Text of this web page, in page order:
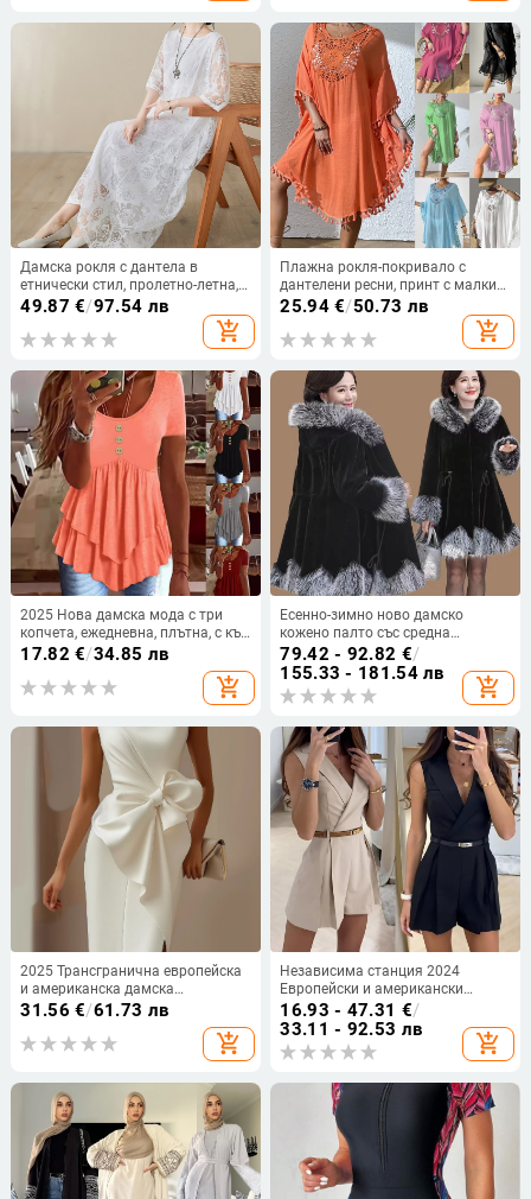
Дамска рокля с дантела в
етнически стил, пролетно-летна,
широка винтидж рокля, дълга
рокля за морска почивка, с А-
силует и фея
49.87 €/97.54 лв
add_shopping_cart
Плажна рокля-покривало с
дантелени ресни, принт с малки
цветчета, полиестер, акрилова
подплата, 238 g/m², за възрастни
жени
25.94€/50.73 лв
add_shopping_cart
2025 Нова дамска мода с три
копчета, ежедневна, плътна, с къс
ръкав, Amazon, трансгранична,
17.82 €/34.85 лв
add_shopping_cart
Есенно-зимно ново дамско
кожено палто със средна
дължина в корейски стил,
изкуствена лисича кожа и яка от
норка, удебелено палто, дамски
тоалет
79.42 - 92.82 €/
155.33 - 181.54 лв
add_shopping_cart
2025 Трансгранична европейска
и американска дамска
независима рокля с панделка,
декоративна рокля, рокля, къса
пола, жилетки
31.56 €/61.73 лв
add_shopping_cart
Независима станция 2024
Европейски и американски
външен търговски нов елегантен
гащеризон за жени
16.93 - 47.31 €/
33.11 - 92.53 лв
add_shopping_cart